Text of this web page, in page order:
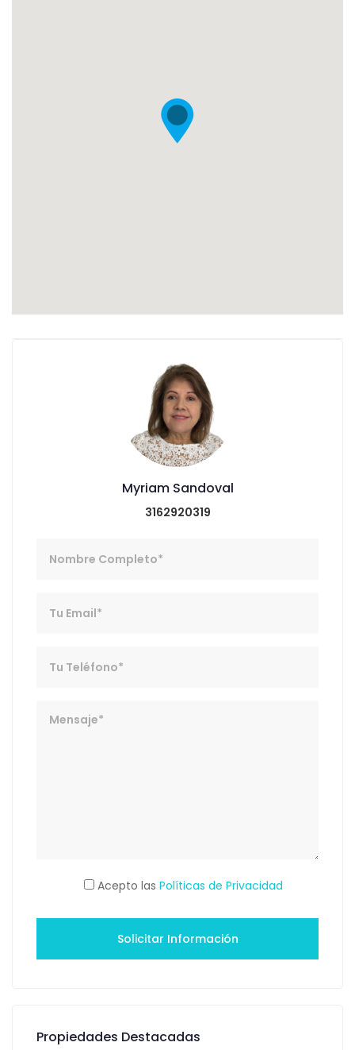
Myriam Sandoval
3162920319
Acepto las Políticas de Privacidad
Propiedades Destacadas